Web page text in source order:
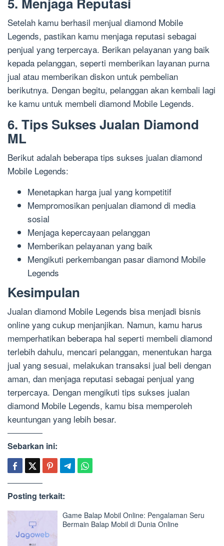
Setelah kamu berhasil menjual diamond Mobile
Legends, pastikan kamu menjaga reputasi sebagai
penjual yang terpercaya. Berikan pelayanan yang baik
kepada pelanggan, seperti memberikan layanan purna
jual atau memberikan diskon untuk pembelian
berikutnya. Dengan begitu, pelanggan akan kembali lagi
ke kamu untuk membeli diamond Mobile Legends.
6. Tips Sukses Jualan Diamond
ML
Berikut adalah beberapa tips sukses jualan diamond
Mobile Legends:
Menetapkan harga jual yang kompetitif
Mempromosikan penjualan diamond di media
sosial
Menjaga kepercayaan pelanggan
Memberikan pelayanan yang baik
Mengikuti perkembangan pasar diamond Mobile
Legends
Kesimpulan
Jualan diamond Mobile Legends bisa menjadi bisnis
online yang cukup menjanjikan. Namun, kamu harus
memperhatikan beberapa hal seperti membeli diamond
terlebih dahulu, mencari pelanggan, menentukan harga
jual yang sesuai, melakukan transaksi jual beli dengan
aman, dan menjaga reputasi sebagai penjual yang
terpercaya. Dengan mengikuti tips sukses jualan
diamond Mobile Legends, kamu bisa memperoleh
keuntungan yang lebih besar.
Sebarkan ini:
Posting terkait:
Game Balap Mobil Online: Pengalaman Seru
Bermain Balap Mobil di Dunia Online